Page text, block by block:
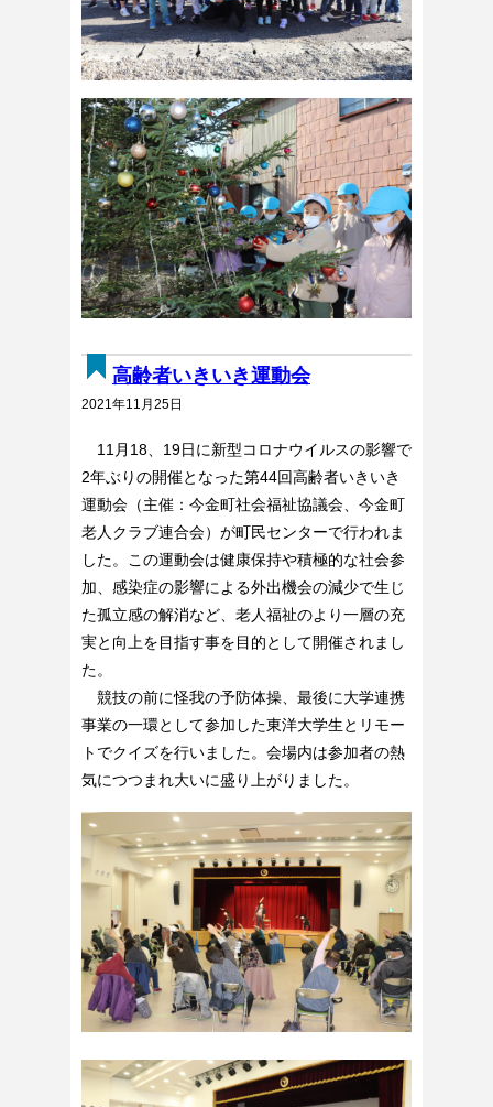
高齢者いきいき運動会
2021年11月25日
11月18、19日に新型コロナウイルスの影響で
2年ぶりの開催となった第44回高齢者いきいき
運動会（主催：今金町社会福祉協議会、今金町
老人クラブ連合会）が町民センターで行われま
した。この運動会は健康保持や積極的な社会参
加、感染症の影響による外出機会の減少で生じ
た孤立感の解消など、老人福祉のより一層の充
実と向上を目指す事を目的として開催されまし
た。
競技の前に怪我の予防体操、最後に大学連携
事業の一環として参加した東洋大学生とリモー
トでクイズを行いました。会場内は参加者の熱
気につつまれ大いに盛り上がりました。